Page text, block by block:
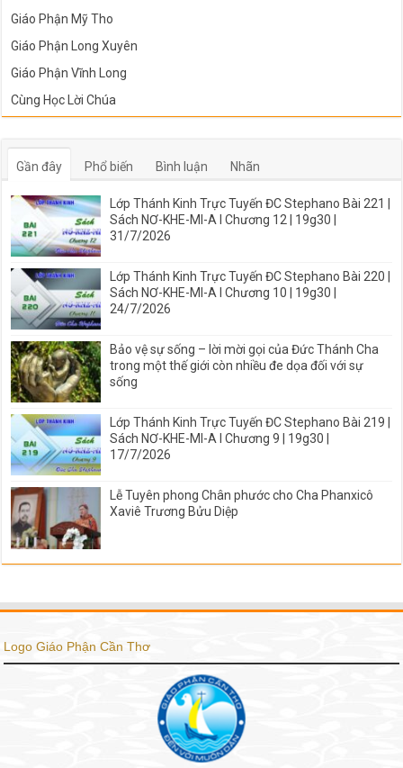
Giáo Phận Mỹ Tho
Giáo Phận Long Xuyên
Giáo Phận Vĩnh Long
Cùng Học Lời Chúa
Gần đây Phổ biến Bình luận Nhãn
Lớp Thánh Kinh Trực Tuyến ĐC Stephano Bài 221 |
Sách NƠ-KHE-MI-A I Chương 12 | 19g30 |
31/7/2026
Lớp Thánh Kinh Trực Tuyến ĐC Stephano Bài 220 |
Sách NƠ-KHE-MI-A I Chương 10 | 19g30 |
24/7/2026
Bảo vệ sự sống – lời mời gọi của Đức Thánh Cha
trong một thế giới còn nhiều đe dọa đối với sự
sống
Lớp Thánh Kinh Trực Tuyến ĐC Stephano Bài 219 |
Sách NƠ-KHE-MI-A I Chương 9 | 19g30 |
17/7/2026
Lễ Tuyên phong Chân phước cho Cha Phanxicô
Xaviê Trương Bửu Diệp
Logo Giáo Phận Cần Thơ